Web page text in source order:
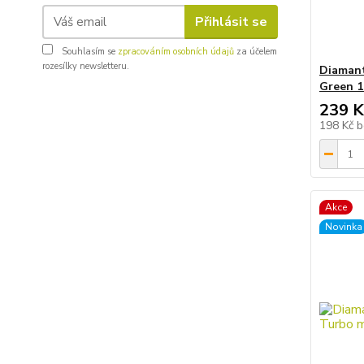
Přihlásit se
Souhlasím se zpracováním osobních údajů za účelem
rozesílky newsletteru.
Green
239
198 Kč
Akce
Novinka